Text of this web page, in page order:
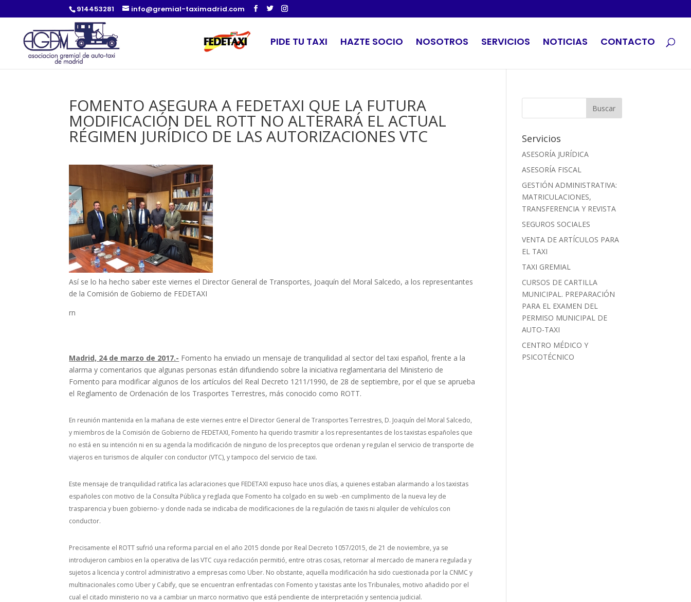
914453281 info@gremial-taximadrid.com
PIDE TU TAXI HAZTE SOCIO NOSOTROS SERVICIOS NOTICIAS CONTACTO
FOMENTO ASEGURA A FEDETAXI QUE LA FUTURA
MODIFICACIÓN DEL ROTT NO ALTERARÁ EL ACTUAL
RÉGIMEN JURÍDICO DE LAS AUTORIZACIONES VTC
Así se lo ha hecho saber este viernes el Director General de Transportes, Joaquín del Moral Salcedo, a los representantes
de la Comisión de Gobierno de FEDETAXI
rn
Madrid, 24 de marzo de 2017.- Fomento ha enviado un mensaje de tranquilidad al sector del taxi español, frente a la
alarma y comentarios que algunas personas están difundiendo sobre la iniciativa reglamentaria del Ministerio de
Fomento para modificar algunos de los artículos del Real Decreto 1211/1990, de 28 de septiembre, por el que se aprueba
el Reglamento de Ordenación de los Trasportes Terrestres, más conocido como ROTT.
En reunión mantenida en la mañana de este viernes entre el Director General de Transportes Terrestres, D. Joaquín del Moral Salcedo,
y miembros de la Comisión de Gobierno de FEDETAXI, Fomento ha querido trasmitir a los representantes de los taxistas españoles que
no está en su intención ni en su agenda la modificación de ninguno de los preceptos que ordenan y regulan el servicio de transporte de
viajeros en turismos de alquiler con conductor (VTC), y tampoco del servicio de taxi.
Este mensaje de tranquilidad ratifica las aclaraciones que FEDETAXI expuso hace unos días, a quienes estaban alarmando a los taxistas
españoles con motivo de la Consulta Pública y reglada que Fomento ha colgado en su web -en cumplimento de la nueva ley de
trasparencia y buen gobierno- y donde nada se indicaba de modificaciones de la regulación de taxis ni alquiler de vehículos con
conductor.
Precisamente el ROTT sufrió una reforma parcial en el año 2015 donde por Real Decreto 1057/2015, de 21 de noviembre, ya se
introdujeron cambios en la operativa de las VTC cuya redacción permitió, entre otras cosas, retornar al mercado de manera regulada y
sujetos a licencia y control administrativo a empresas como Uber. No obstante, aquella modificación ha sido cuestionada por la CNMC y
multinacionales como Uber y Cabify, que se encuentran enfrentadas con Fomento y taxistas ante los Tribunales, motivo añadido por el
cual el citado ministerio no va a cambiar un marco normativo que está pendiente de interpretación y sentencia judicial.
Servicios
ASESORÍA JURÍDICA
ASESORÍA FISCAL
GESTIÓN ADMINISTRATIVA:
MATRICULACIONES,
TRANSFERENCIA Y REVISTA
SEGUROS SOCIALES
VENTA DE ARTÍCULOS PARA
EL TAXI
TAXI GREMIAL
CURSOS DE CARTILLA
MUNICIPAL. PREPARACIÓN
PARA EL EXAMEN DEL
PERMISO MUNICIPAL DE
AUTO-TAXI
CENTRO MÉDICO Y
PSICOTÉCNICO